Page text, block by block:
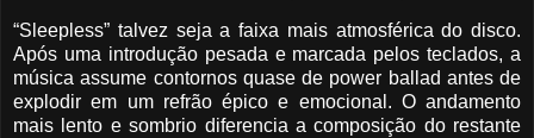
“Sleepless” talvez seja a faixa mais atmosférica do disco.
Após uma introdução pesada e marcada pelos teclados, a
música assume contornos quase de power ballad antes de
explodir em um refrão épico e emocional. O andamento
mais lento e sombrio diferencia a composição do restante